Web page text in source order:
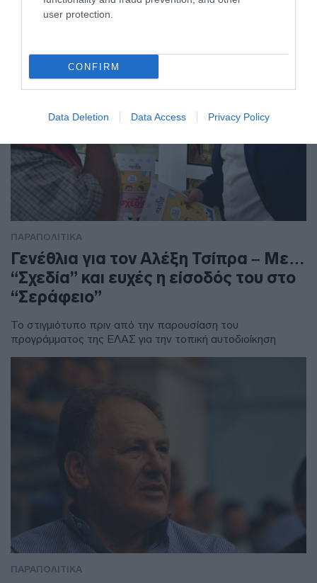
user protection.
CONFIRM
Data Deletion Data Access Privacy Policy
εγκληματικής οργάνωσης
ΠΑΡΑΠΟΛΙΤΙΚΑ
Γενέθλια για τον Αλέξη Τσίπρα – Με…
“Σχεδία” και ευχές η είσοδός του στο
“Σεράφειο”
Το στιγμιότυπο πριν από την παρουσίαση του
προγράμματος της ΕΛΑΣ για την τοπική αυτοδιοίκηση
ΠΑΡΑΠΟΛΙΤΙΚΑ